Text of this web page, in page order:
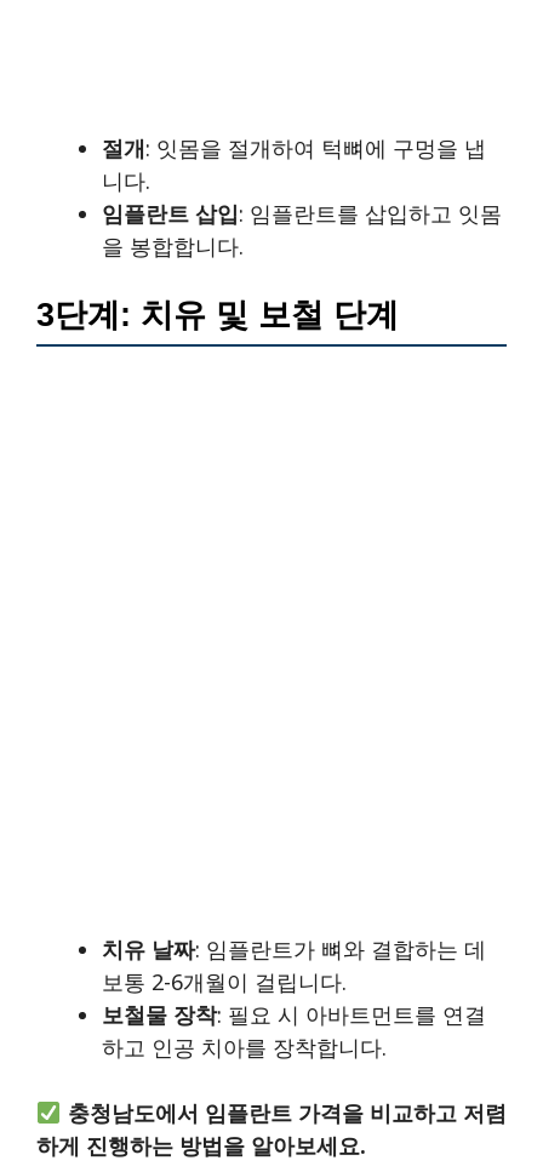
절개: 잇몸을 절개하여 턱뼈에 구멍을 냅
니다.
임플란트 삽입: 임플란트를 삽입하고 잇몸
을 봉합합니다.
3단계: 치유 및 보철 단계
치유 날짜: 임플란트가 뼈와 결합하는 데
보통 2-6개월이 걸립니다.
보철물 장착: 필요 시 아바트먼트를 연결
하고 인공 치아를 장착합니다.
충청남도에서 임플란트 가격을 비교하고 저렴
하게 진행하는 방법을 알아보세요.